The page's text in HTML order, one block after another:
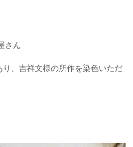
さん
り、吉祥文様の所作を染色いただ